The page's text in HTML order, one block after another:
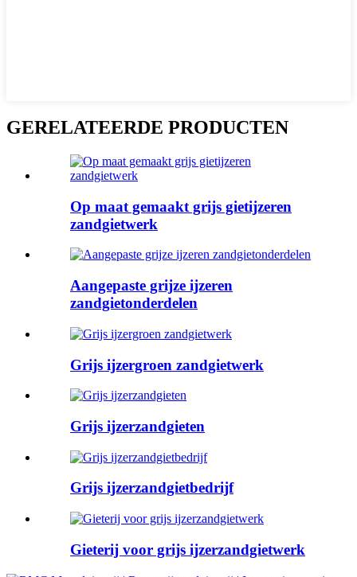
GERELATEERDE PRODUCTEN
Op maat gemaakt grijs gietijzeren
zandgietwerk
Aangepaste grijze ijzeren
zandgietonderdelen
Grijs ijzergroen zandgietwerk
Grijs ijzerzandgieten
Grijs ijzerzandgietbedrijf
Gieterij voor grijs ijzerzandgietwerk